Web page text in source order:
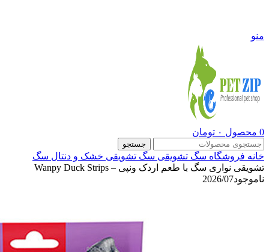
منو
0 محصول ۰ تومان
جستجو
خانه فروشگاه سگ تشویقی سگ تشویقی خشک و دنتال سگ
تشویقی نواری سگ با طعم اردک ونپی – Wanpy Duck Strips
ناموجود2026/07